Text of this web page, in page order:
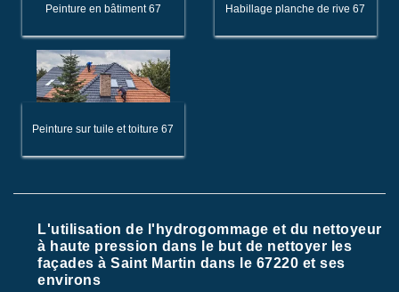
Peinture en bâtiment 67 Habillage planche de rive 67
Peinture sur tuile et toiture 67
L'utilisation de l'hydrogommage et du nettoyeur
à haute pression dans le but de nettoyer les
façades à Saint Martin dans le 67220 et ses
environs